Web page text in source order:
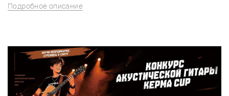
Подробное описание